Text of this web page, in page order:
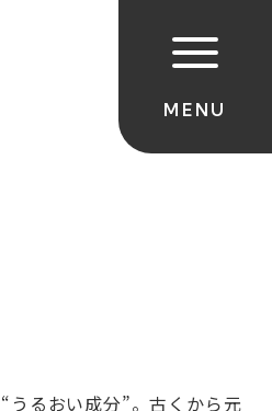
“ うるおい成分”。古くから元